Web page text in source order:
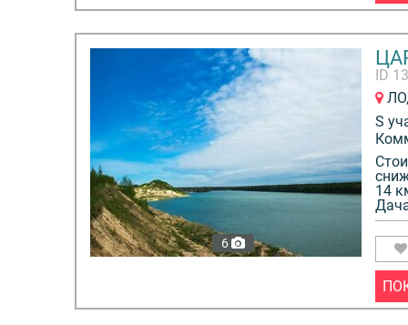
6
ID
ЛО,
S
14